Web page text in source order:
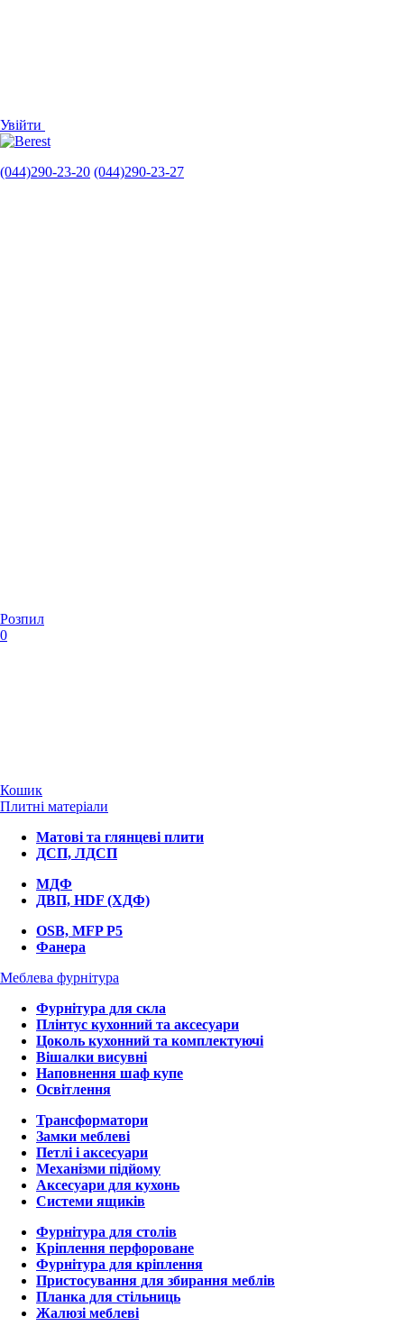
Увійти
(044)290-23-20 (044)290-23-27
Розпил
0
Кошик
Плитні матеріали
Матові та глянцеві плити
ДСП, ЛДСП
МДФ
ДВП, HDF (ХДФ)
OSB, MFP P5
Фанера
Меблева фурнітура
Фурнітура для скла
Плінтус кухонний та аксесуари
Цоколь кухонний та комплектуючі
Вішалки висувні
Наповнення шаф купе
Освітлення
Трансформатори
Замки меблеві
Петлі і аксесуари
Механізми підйому
Аксесуари для кухонь
Системи ящиків
Фурнітура для столів
Кріплення перфороване
Фурнітура для кріплення
Пристосування для збирання меблів
Планка для стільниць
Жалюзі меблеві